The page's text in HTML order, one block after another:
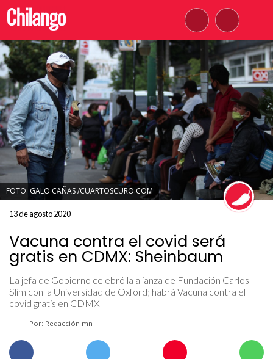
FOTO: GALO CAÑAS /CUARTOSCURO.COM
13 de agosto 2020
Vacuna contra el covid será
gratis en CDMX: Sheinbaum
La jefa de Gobierno celebró la alianza de Fundación Carlos
Slim con la Universidad de Oxford; habrá Vacuna contra el
covid gratis en CDMX
Por: Redacción mn